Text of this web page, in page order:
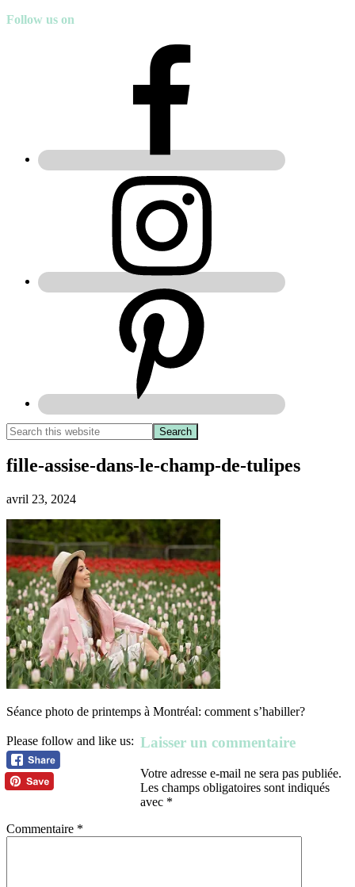
Follow us on
fille-assise-dans-le-champ-de-tulipes
avril 23, 2024
Séance photo de printemps à Montréal: comment s’habiller?
Please follow and like us: Laisser un commentaire
Votre adresse e-mail ne sera pas publiée.
Les champs obligatoires sont indiqués
avec *
Commentaire *